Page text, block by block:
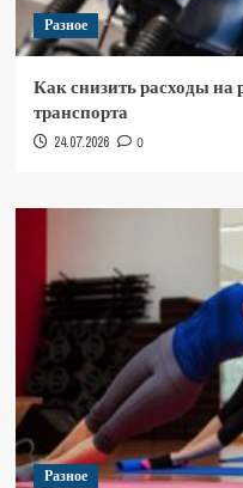
Разное
Как снизить расходы на
транспорта
24.07.2026 0
Разное